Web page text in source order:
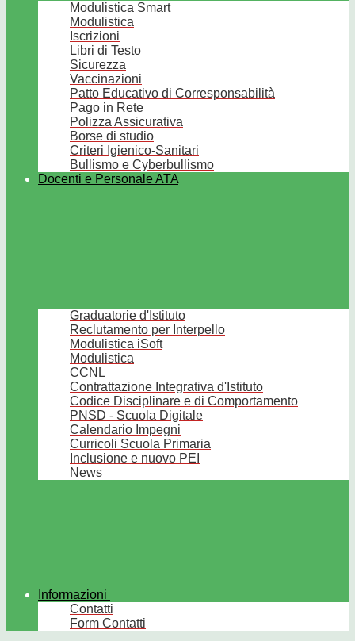
Modulistica Smart
Modulistica
Iscrizioni
Libri di Testo
Sicurezza
Vaccinazioni
Patto Educativo di Corresponsabilità
Pago in Rete
Polizza Assicurativa
Borse di studio
Criteri Igienico-Sanitari
Bullismo e Cyberbullismo
Docenti e Personale ATA
Graduatorie d'Istituto
Reclutamento per Interpello
Modulistica iSoft
Modulistica
CCNL
Contrattazione Integrativa d'Istituto
Codice Disciplinare e di Comportamento
PNSD - Scuola Digitale
Calendario Impegni
Curricoli Scuola Primaria
Inclusione e nuovo PEI
News
Informazioni
Contatti
Form Contatti